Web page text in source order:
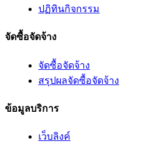
ปฏิทินกิจกรรม
จัดซื้อจัดจ้าง
จัดซื้อจัดจ้าง
สรุปผลจัดซื้อจัดจ้าง
ข้อมูลบริการ
เว็บลิงค์